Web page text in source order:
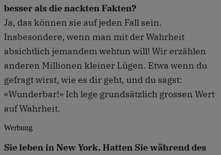
besser als die nackten Fakten?
Ja, das können sie auf jeden Fall sein.
Insbesondere, wenn man mit der Wahrheit
absichtlich jemandem wehtun will! Wir erzählen
anderen Millionen kleiner Lügen. Etwa wenn du
gefragt wirst, wie es dir geht, und du sagst:
«Wunderbar!» Ich lege grundsätzlich grossen Wert
auf Wahrheit.
Werbung
Sie leben in New York. Hatten Sie während des